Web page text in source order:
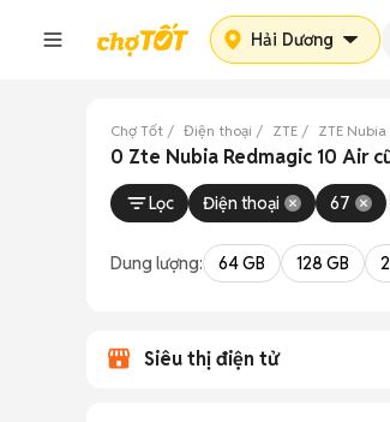
Hải Dương
Chợ Tốt Điện thoại ZTE ZTE
0 Zte Nubia Redmagic 10 Air
Lọc Điện thoại 67
Dung lượng: 64 GB 128 GB
Siêu thị điện tử